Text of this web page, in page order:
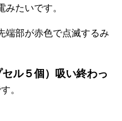
みたいです。
端部が赤色で点滅するみ
セル５個）吸い終わっ
。